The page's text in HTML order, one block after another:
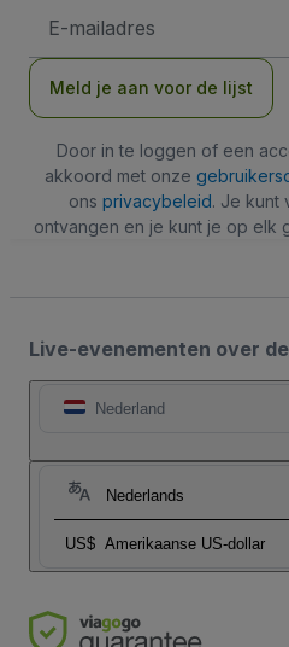
mailadres
Meld je aan voor de lijst
Door in te loggen of een
akkoord met onze
ons privacybeleid. Je kunt
ontvangen en je kunt je op elk
Live-evenementen over
Nederland
Nederlands
US$ Amerikaanse US-dollar